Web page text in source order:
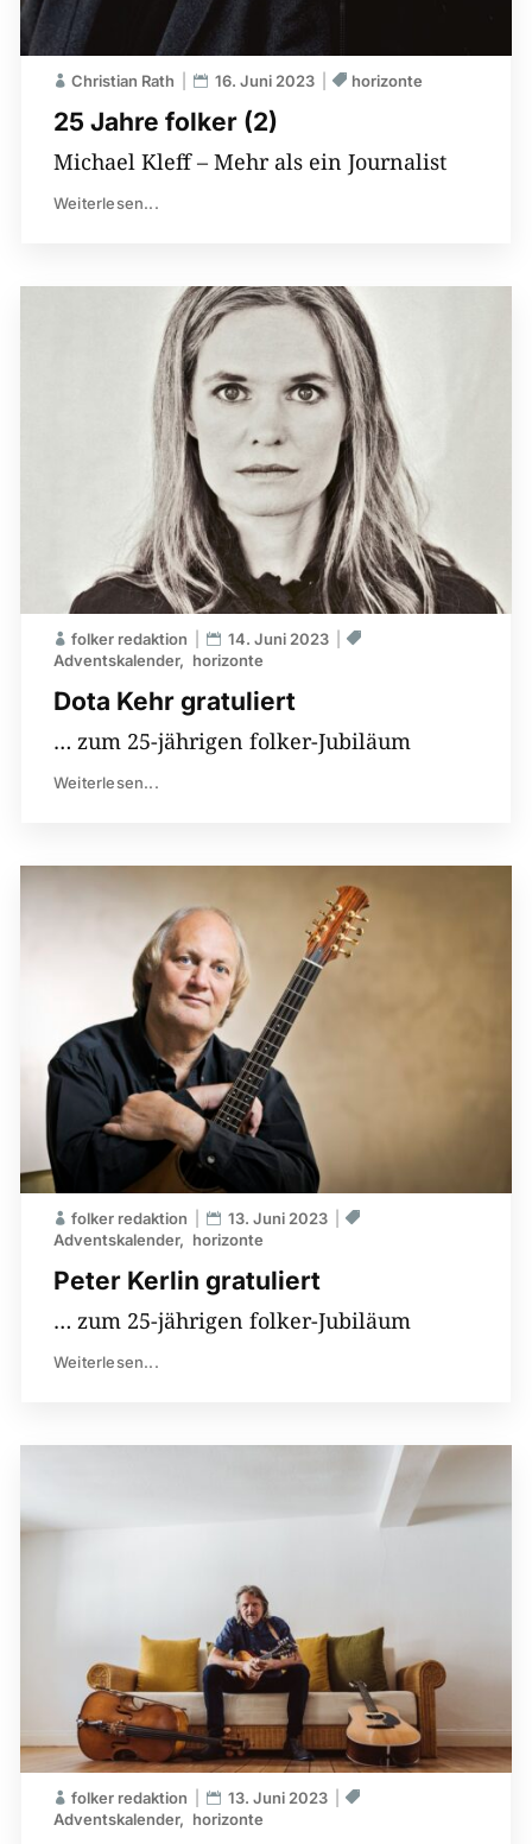
25 Jahre folker (2)
Christian Rath 16. Juni 2023 horizonte
Michael Kleff – Mehr als ein Journalist
Weiterlesen...
Dota Kehr gratuliert
folker redaktion
14. Juni 2023
Adventskalender
horizonte
… zum 25-jährigen folker-Jubiläum
Weiterlesen...
Peter Kerlin gratuliert
folker redaktion
13. Juni 2023
Adventskalender
horizonte
… zum 25-jährigen folker-Jubiläum
Weiterlesen...
folker redaktion
13. Juni 2023
Adventskalender
horizonte